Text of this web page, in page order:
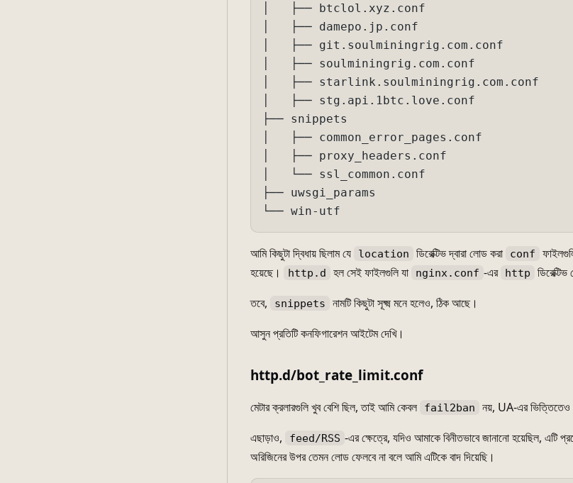
│   ├── btclol.xyz.conf
│   ├── damepo.jp.conf
│   ├── git.soulminingrig.com.conf
│   ├── soulminingrig.com.conf
│   ├── starlink.soulminingrig.com.conf
│   ├── stg.api.1btc.love.conf
├── snippets
│   ├── common_error_pages.conf
│   ├── proxy_headers.conf
│   └── ssl_common.conf
├── uwsgi_params
└── win-utf
আমি কিছুটা দ্বিধায় ছিলাম যে location ডিরেক্টিভ দ্বারা লোড করা conf
হয়েছে।
http.d হল সেই ফাইলগুলি যা nginx.conf -এর http
তবে,
snippets
নামটি কিছুটা সূক্ষ্ম মনে হলেও, ঠিক আছে।
আসুন প্রতিটি কনফিগারেশন আইটেম দেখি।
http.d/bot_rate_limit.conf
মেটার ক্রলারগুলি খুব বেশি ছিল, তাই আমি কেবল fail2ban
নয়, UA-এর ভিত্তিতেও
এছাড়াও,
feed/RSS -এর ক্ষেত্রে, যদিও আমাকে বিনীতভাবে জানানো হয়েছিল, এটি
অরিজিনের উপর তেমন লোড ফেলবে না বলে আমি এটিকে বাদ দিয়েছি।